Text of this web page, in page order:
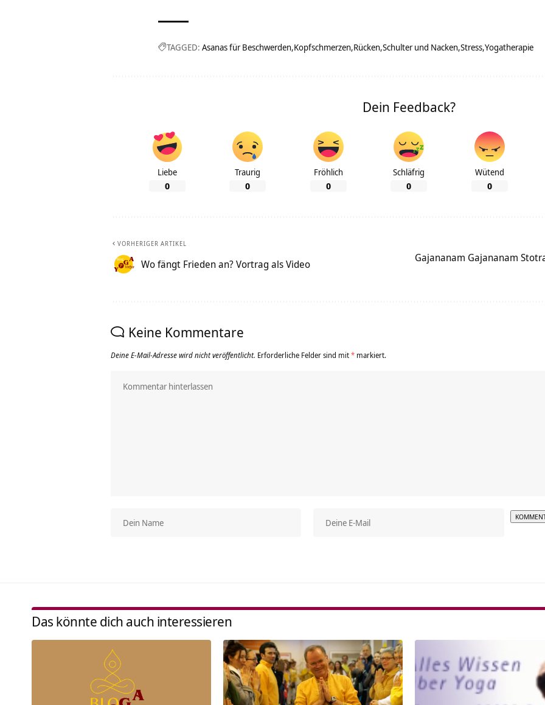
TAGGED: Asanas für Beschwerden Kopfschmerzen Rücken Schulter und Nacken Stress Yogatherapie
Dein Feedback?
Liebe
0
Traurig
0
Fröhlich
0
Schläfrig
0
Wütend
0
VORHERIGER ARTIKEL
Wo fängt Frieden an? Vortrag als Video Gajananam Gajananam
Keine Kommentare
Deine E-Mail-Adresse wird nicht veröffentlicht. Erforderliche Felder sind mit* markiert.
Das könnte dich auch interessieren